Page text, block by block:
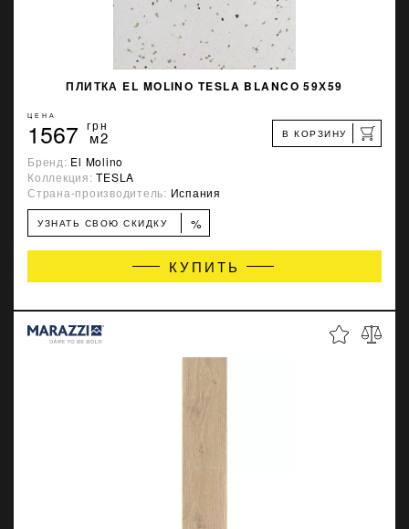
ПЛИТКА EL MOLINO TESLA BLANCO 59Х59
ЦЕНА
1567 грн
м2 В КОРЗИНУ
Бренд: El Molino
Коллекция:TESLA
Страна-производитель: Испания
УЗНАТЬ СВОЮ СКИДКУ %
КУПИТЬ